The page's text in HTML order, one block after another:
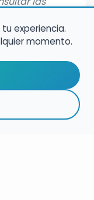
ENLACES SEGUIR
experiencia.
momento.